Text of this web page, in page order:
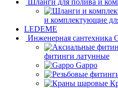
Шланги для полива и
и комплектующие
LEDEME
Инженерная сантехника
фитинги латунные
Gappo